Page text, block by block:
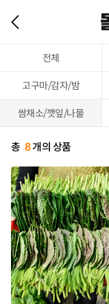
전체
고구마/감자/밤
쌈채소/깻잎/나물
총 8개의 상품